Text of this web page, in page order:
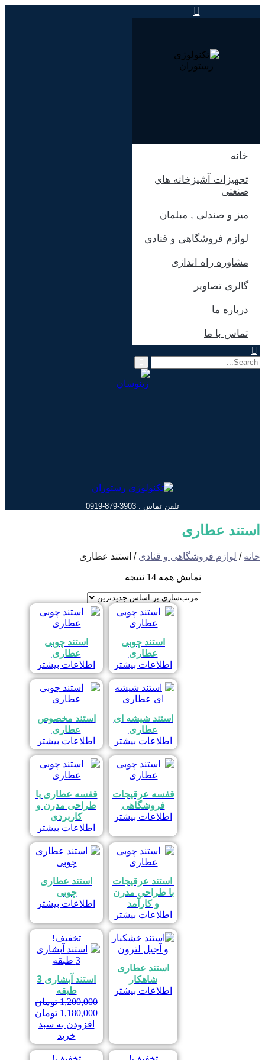
به
خانه
تجهیزات آشپزخانه های
صنعتی
میز و صندلی , مبلمان
لوازم فروشگاهی و قنادی
مشاوره راه اندازی
گالری تصاویر
درباره ما
تماس با ما
تلفن تماس : 3903-879-0919
استند عطاری
خانه / لوازم فروشگاهی و قنادی / استند عطاری
نمایش همه 14 نتیجه
اساس
جدیدترین
استند چوبی
عطاری
اطلاعات بیشتر
استند چوبی
عطاری
اطلاعات بیشتر
استند شیشه ای
عطاری
اطلاعات بیشتر
استند مخصوص
عطاری
اطلاعات بیشتر
قفسه عرقیجات
فروشگاهی
اطلاعات بیشتر
قفسه عطاری با
طراحی مدرن و
کاربردی
اطلاعات بیشتر
استند عرقیجات
با طراحی مدرن
و کارآمد
اطلاعات بیشتر
استند عطاری
چوبی
اطلاعات بیشتر
استند عطاری
شاهکار
اطلاعات بیشتر
تخفیف!
استند آبشاری 3
طبقه
1,200,000 تومان
قیمت
اصلی
1,200,000 تومان
بود.
1,180,000 تومان
است.
افزودن به سبد
خرید